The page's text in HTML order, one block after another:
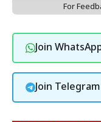
For
Join
Join Telegram